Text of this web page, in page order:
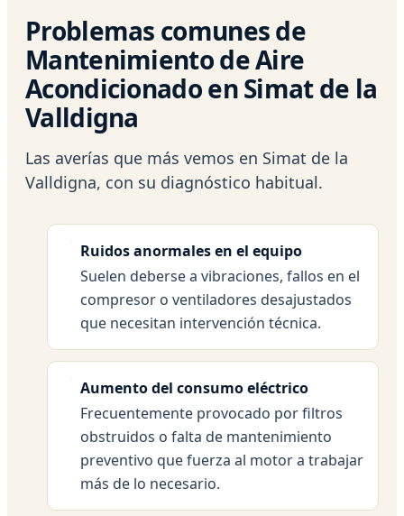
Problemas comunes de
Mantenimiento de Aire
Acondicionado en Simat de la
Valldigna
Las averías que más vemos en Simat de la
Valldigna, con su diagnóstico habitual.
Ruidos anormales en el equipo
Suelen deberse a vibraciones, fallos en el
compresor o ventiladores desajustados
que necesitan intervención técnica.
Aumento del consumo eléctrico
Frecuentemente provocado por filtros
obstruidos o falta de mantenimiento
preventivo que fuerza al motor a trabajar
más de lo necesario.